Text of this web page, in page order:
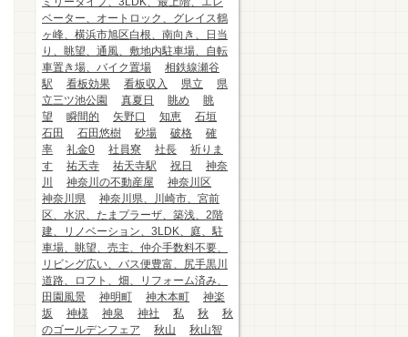
ベーター、オートロック、グレイス鶴
ヶ峰、横浜市旭区白根、南向き、日当
り、眺望、通風、敷地内駐車場、自転
車置き場、バイク置場
相鉄線瀬谷
駅
看板効果 看板収入 県立
県
立三ツ池公園
真夏日 眺め
眺
望
瞬間的 矢野口 知恵
石垣
石田
石田悠樹 砂場 破格
確
率
礼金0 社員寮 社長
祈りま
す
祐天寺 祐天寺駅 祝日
神奈
川
神奈川の不動産屋
神奈川区
神奈川県
神奈川県、川崎市、宮前
区、水沢、たまプラーザ、築浅、2階
建、リノベーション、3LDK、庭、駐
車場、眺望、売主、仲介手数料不要、
リビング広い、バス便豊富、尻手黒川
道路、ロフト、畑、リフォーム済み、
田園風景
神明町 神木本町
神楽
坂
神様 神泉 神社 私 秋
秋
のゴールデンフェア
秋山
秋山智